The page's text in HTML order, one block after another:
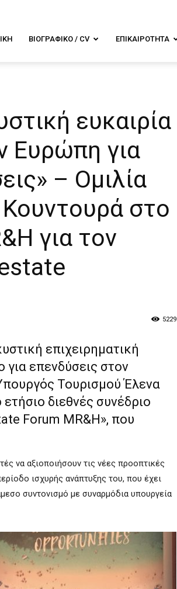
ΒΙΟΓΡΑΦΙΚΌ / CV ΕΠΙΚΑΙΡΌΤΗΤΑ
ευκαιρία
Ευρώπη για
– Ομιλία
στο
για τον
5229
επιχειρηματική
επενδύσεις στον
Τουρισμού Έλενα
διεθνές συνέδριο
Forum MR&H», που
να αξιοποιήσουν τις νέες προοπτικές
ισχυρής ανάπτυξης του, που έχει
συντονισμό με συναρμόδια υπουργεία